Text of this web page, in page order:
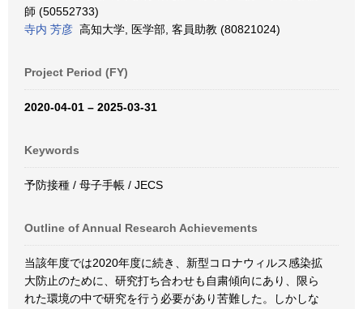
師 (50552733)
寺内 芳彦 高知大学, 医学部, 客員助教 (80821024)
Project Period (FY)
2020-04-01 – 2025-03-31
Keywords
予防接種 / 母子手帳 / JECS
Outline of Annual Research Achievements
当該年度では2020年度に続き、新型コロナウィルス感染拡
大防止のために、研究打ち合わせも自粛傾向にあり、限ら
れた環境の中で研究を行う必要があり苦難した。しかしな